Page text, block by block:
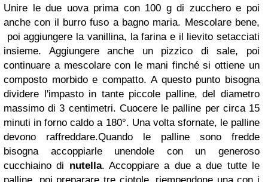
Unire le due uova prima con 100 g di zucchero e poi
anche con il burro fuso a bagno maria. Mescolare bene,
poi aggiungere la vanillina, la farina e il lievito setacciati
insieme. Aggiungere anche un pizzico di sale, poi
continuare a mescolare con le mani finché si ottiene un
composto morbido e compatto. A questo punto bisogna
dividere l'impasto in tante piccole palline, del diametro
massimo di 3 centimetri. Cuocere le palline per circa 15
minuti in forno caldo a 180°. Una volta sfornate, le palline
devono raffreddare.Quando le palline sono fredde
bisogna accoppiarle unendole con un generoso
cucchiaino di nutella. Accoppiare a due a due tutte le
palline, poi preparare tre ciotole, riempendone una con i